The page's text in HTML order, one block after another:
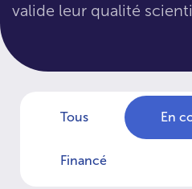
valide leur qualité
Tous En
Financé